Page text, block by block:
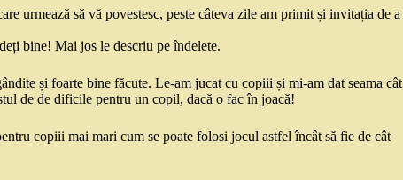
urmează să vă povestesc, peste câteva zile am primit și invitația de a
bine! Mai jos le descriu pe îndelete.
și foarte bine făcute. Le-am jucat cu copiii și mi-am dat seama cât
de de dificile pentru un copil, dacă o fac în joacă!
copiii mai mari cum se poate folosi jocul astfel încât să fie de cât